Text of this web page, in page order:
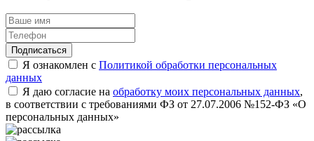
Подписаться
Я ознакомлен с Политикой обработки персональных
данных
Я даю согласие на обработку моих персональных данных,
в соответствии с требованиями ФЗ от 27.07.2006 №152-ФЗ «О
персональных данных»